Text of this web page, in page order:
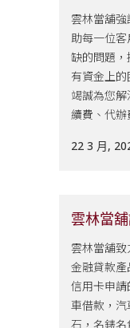
雲林當舖
助每一位
缺的問題
有資金上
竭誠為您
續費、代
22 3 月,
雲林當
雲林當舖
金融貸款產
信用卡申
車借款，
石，名錶